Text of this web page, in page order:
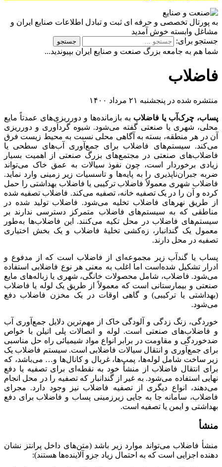
به پورتال تخصصی و حرفه ای ثبت و تبادل اطلاعات صنایع ایران و
مشاغل وابسته خوش آمدید
جستجو برای:
شما هم به جامعه بزرگ صنعت و صنایع ایران بپیوندید...
فاضلاب
منتشره شده در پنجشنبه ۲۱ مرداد ۱۴۰۰
پساب، چرک‌آب یا فاضلاب به بازمانده‌ها و دورریزی‌های عمدتاً مایع
محلی، شهری یا صنعتی گفته می‌شود. شیوه گردآوری و دورریزی
آن در هر منطقه، بسته به آگاهی محلی نسبت به محیط زیست فرق
می‌کند. سیستم‌های فاضلاب برای جمع‌آوری آب‌های سطحی یا
فاضلاب‌های صنعتی در مجتمع‌های بزرگ صنعتی از اهمیت بسیار
زیادی برخوردار است، چون نفوذ سیالات به عمق خاک می‌تواند
ضربه جبران‌ناپذیری را به پایه‌ها و تاسسیات زیر زمینی وارد نماید.
فاضلاب شهری معمولاً فاضلاب ترکیبی یا فاضلاب بهداشتی را حمل
کرده و آن را در یک تصفیه خانه، تصفیه می‌کند. فاضلاب تصفیه شده
از طریق نهرهای فاضلاب تخلیه می‌شود. فاضلاب تولید شده در
مناطقی که به سیستم‌های فاضلاب متمرکز دسترسی ندارند بر
سیستم‌های فاضلاب در محل تکیه می‌کنند. این فاضلاب‌ها به‌طور
معمول یک گندانبار، زه‌کشی تخلیهٔ فاضلاب و یک بخش اختیاری
تصفیه در محل دارند.
پساب یا گندآب زیر مجموعه‌ای از فاضلاب است که از مدفوع و
ادرار تشکیل شده‌است اما اغلب به معنی هر نوع فاضلابی استفاده
می‌شود. فاضلاب، شامل محصولات خانگی، شهری یا زباله‌های مایع
صنعتی و بیمارستانی است که معمولاً از طریق یک لوله یا فاضلاب
(بهداشتی یا ترکیبی) و گاهی اوقات در یک مخزن فاضلاب دفع
می‌شود.
خوردگی، زنگ زدگی و آلودگی خاک از مهم‌ترین دلایل جمع‌آوری آب
و فاضلاب‌های صنعتی است. لوله و اتصالات پلی اتیلن با خواص
ضدخوردگی و مقاومت در برابر انواع مواد شیمیائی راه حل مناسبی
برای جمع‌آوری و انتقال سیالات فاضلابی است. سیستم فاضلاب یک
زیر ساخت شامل لوله‌ها، پمپ‌ها، غربال و کانال‌ها و… می‌باشد، که
برای انتقال فاضلاب از منشأ خود به نقطه‌ای برای تصفیه یا دفع
نهایی استفاده می‌شود. به غیر از گندانبار که تصفیه را در محل انجام
می‌دهند، انواع دیگری از تصفیه فاضلاب نیز وجود دارد. مجرای
فاضلاب، سامانه جا به جایی زیرزمینی پساب و فاضلاب برای دفع
بهداشتی و ایمن یا تصفیه است.
منشأ
منشأ فاضلاب می‌تواند موارد زیر باشد (متن‌های داخل پرانتز نشان
دهنده اجزایی است که به احتمال زیاد جزو آلاینده‌ها هستند):